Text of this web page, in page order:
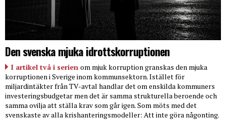
Den svenska mjuka idrottskorruptionen
I artikel två i serien om mjuk korruption granskas den mjuka
korruptionen i Sverige inom kommunsektorn. Istället för
miljardintäkter från TV-avtal handlar det om enskilda kommuners
investeringsbudgetar men det är samma strukturella beroende och
samma ovilja att ställa krav som går igen. Som möts med det
svenskaste av alla krishanteringsmodeller: Att inte göra någonting.